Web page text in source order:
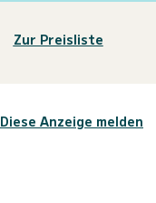
Zur Preisliste
Diese Anzeige melden